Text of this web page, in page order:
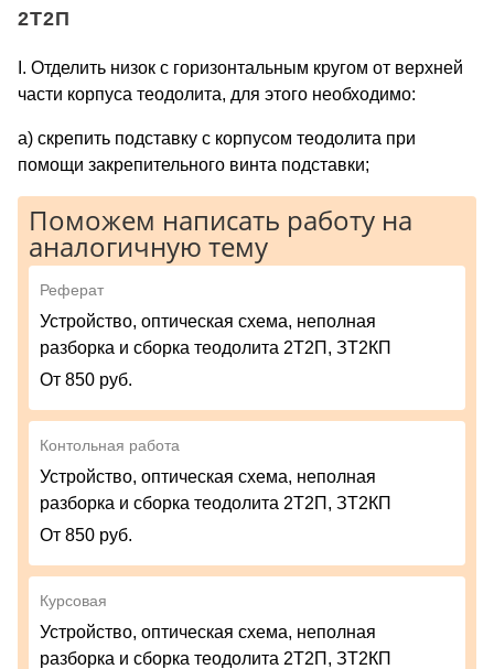
2Т2П
I. Отделить низок с горизонтальным кругом от верхней
части корпуса теодолита, для этого необходимо:
а) скрепить подставку с корпусом теодолита при
помощи закрепительного винта подставки;
Поможем написать работу на
аналогичную тему
Реферат
Устройство, оптическая схема, неполная
разборка и сборка теодолита 2Т2П, ЗТ2КП
От 850 руб.
Контольная работа
Устройство, оптическая схема, неполная
разборка и сборка теодолита 2Т2П, ЗТ2КП
От 850 руб.
Курсовая
Устройство, оптическая схема, неполная
разборка и сборка теодолита 2Т2П, ЗТ2КП